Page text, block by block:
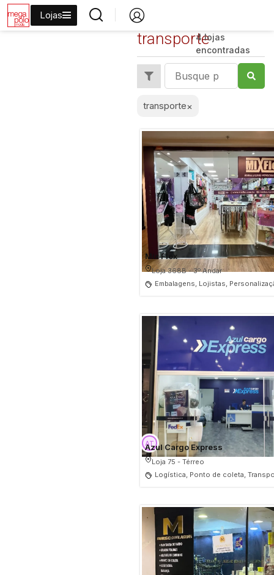
Lojas
transporte4 lojas
encontradas
transporte×
Mix Flex
Loja 368B - 3º Andar
Embalagens, Lojistas,
Azul Cargo Express
Loja 75 - Térreo
Logística, Ponto de coleta,